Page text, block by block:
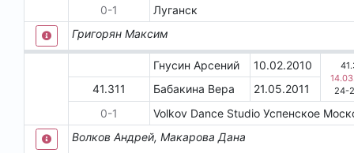
0-1
Луганск
Григорян Максим
Гнусин Арсений 10.02.2010
24-
41.311 Бабакина Вера
21.05.2011
0-1 Volkov Dance StudioУспенское
Волков Андрей, Макарова Дана